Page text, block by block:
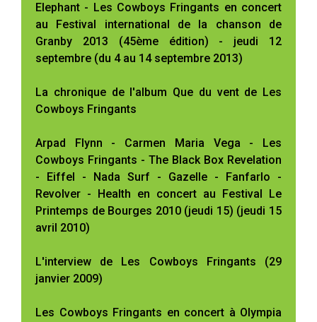
Elephant - Les Cowboys Fringants en concert
au Festival international de la chanson de
Granby 2013 (45ème édition) - jeudi 12
septembre (du 4 au 14 septembre 2013)
La chronique de l'album Que du vent de Les
Cowboys Fringants
Arpad Flynn - Carmen Maria Vega - Les
Cowboys Fringants - The Black Box Revelation
- Eiffel - Nada Surf - Gazelle - Fanfarlo -
Revolver - Health en concert au Festival Le
Printemps de Bourges 2010 (jeudi 15) (jeudi 15
avril 2010)
L'interview de Les Cowboys Fringants (29
janvier 2009)
Les Cowboys Fringants en concert à Olympia